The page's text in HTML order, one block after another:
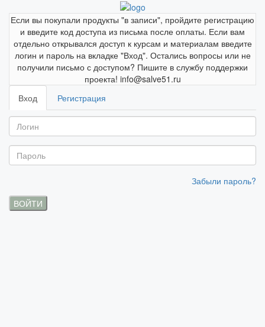
Если вы покупали продукты "в записи", пройдите регистрацию
и введите код доступа из письма после оплаты. Если вам
отдельно открывался доступ к курсам и материалам введите
логин и пароль на вкладке "Вход". Остались вопросы или не
получили письмо с доступом? Пишите в службу поддержки
проекта! info@salve51.ru
Вход
Регистрация
Забыли пароль?
ВОЙТИ